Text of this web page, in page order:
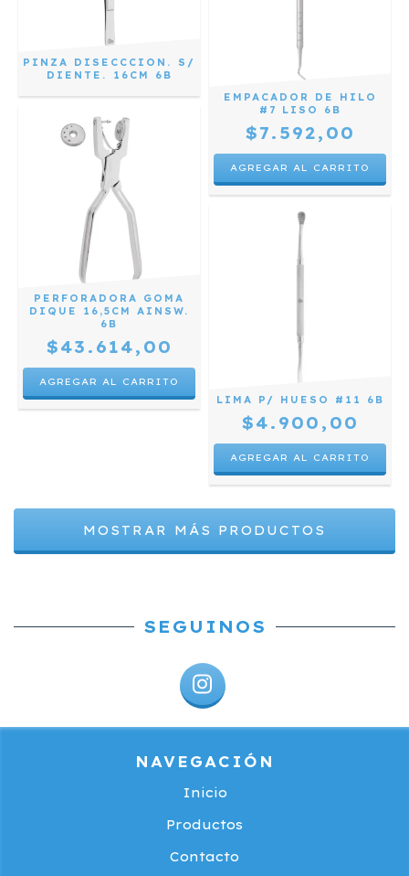
PINZA DISECCCION. S/
DIENTE. 16CM 6B
EMPACADOR DE HILO
#7 LISO 6B
$7.592,00
PERFORADORA GOMA
DIQUE 16,5CM AINSW.
6B
$43.614,00
LIMA P/ HUESO #11 6B
$4.900,00
MOSTRAR MÁS PRODUCTOS
SEGUINOS
NAVEGACIÓN
Inicio
Productos
Contacto